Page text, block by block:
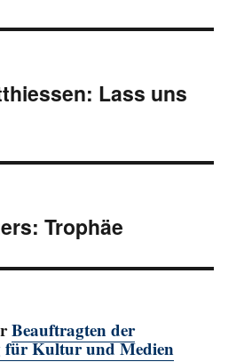
Lass uns
Trophäe
Beauftragten der
für Kultur und Medien